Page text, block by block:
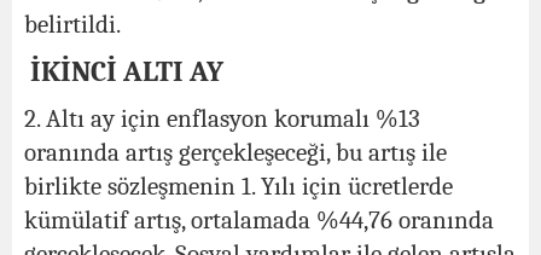
belirtildi.
İKİNCİ ALTI AY
2. Altı ay için enflasyon korumalı %13
oranında artış gerçekleşeceği, bu artış ile
birlikte sözleşmenin 1. Yılı için ücretlerde
kümülatif artış, ortalamada %44,76 oranında